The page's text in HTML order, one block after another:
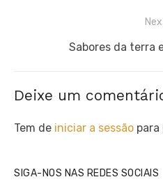
Next
Sabores da terra
Deixe um
Tem de iniciar a sessão
SIGA-NOS NAS REDES SOCIAIS